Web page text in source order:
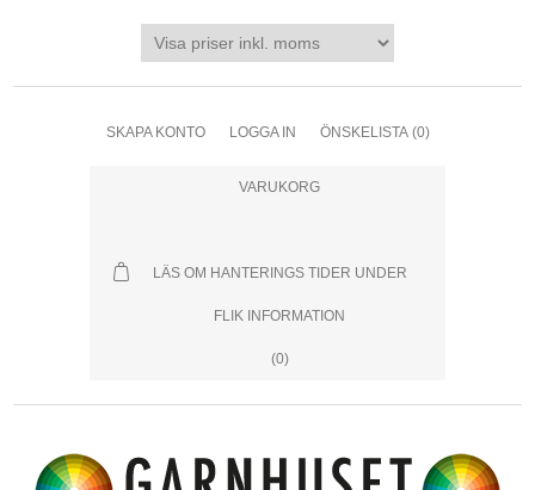
SKAPA KONTO LOGGA IN ÖNSKELISTA (0)
VARUKORG
LÄS OM HANTERINGS TIDER UNDER
FLIK INFORMATION
(0)